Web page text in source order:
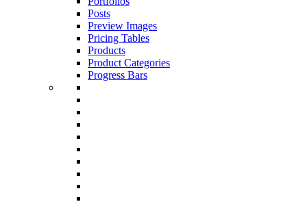
Posts
Preview Images
Pricing Tables
Products
Product Categories
Progress Bars